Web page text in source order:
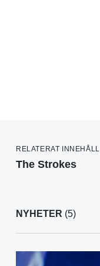
RELATERAT INNEHÅLL
The Strokes
NYHETER (5)